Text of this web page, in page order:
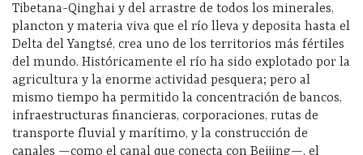
Tibetana-Qinghai y del arrastre de todos los minerales,
plancton y materia viva que el río lleva y deposita hasta el
Delta del Yangtsé, crea uno de los territorios más fértiles
del mundo. Históricamente el río ha sido explotado por la
agricultura y la enorme actividad pesquera; pero al
mismo tiempo ha permitido la concentración de bancos,
infraestructuras financieras, corporaciones, rutas de
transporte fluvial y marítimo, y la construcción de
canales —como el canal que conecta con Beijing—, el